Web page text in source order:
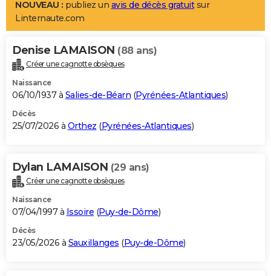
LIFESTYLE
Art de vivre
Bien-être
Loisirs
Mode
Modes de vie
Alimentation
Guide de la santé
Maladies
Médicaments
Sommeil
VOYAGE
Destinations
City break
Voyage nature
Voyage de noces
Forum
Climat
+PHOTO
GUIDES D'ACHAT
BONS PLANS
Carte de Noël
Carte Bonne année
Carte Saint-Valentin
Carte Pâques
Carte d'anniversaire
DICTIONNAIRE
Dictionnaire
Biographies
Citations
Expressions
Proverbes
PROGRAMME TV
S'inscrire
Se connecter
Lycées
Collèges
Primaires
Universités
Entreprises
Service militaire
Avis de recherche
AVIS DE DÉCÈS
NOUVEAU : publiez un avis de décès gratuitsur
Linternaute.com
Denise LAMAISON (88 ans)
Créer une cagnotte obsèques
Naissance
06/10/1937 à Salies-de-Béarn (Pyrénées-Atlantiques)
Décès
25/07/2026 à Orthez (Pyrénées-Atlantiques)
Dylan LAMAISON (29 ans)
Créer une cagnotte obsèques
Naissance
07/04/1997 à Issoire (Puy-de-Dôme)
Décès
23/05/2026 à Sauxillanges (Puy-de-Dôme)